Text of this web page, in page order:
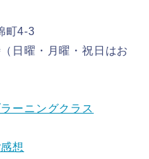
町4-3
日曜・月曜・祝日はお
ーニングクラス
想